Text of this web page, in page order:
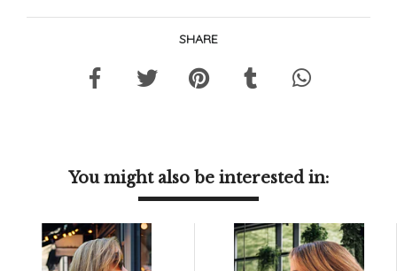
SHARE
You might also be interested in: